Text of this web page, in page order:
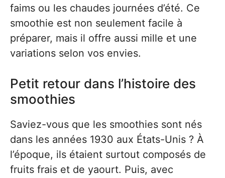
faims ou les chaudes journées d’été. Ce
smoothie est non seulement facile à
préparer, mais il offre aussi mille et une
variations selon vos envies.
Petit retour dans l’histoire des
smoothies
Saviez-vous que les smoothies sont nés
dans les années 1930 aux États-Unis ? À
l’époque, ils étaient surtout composés de
fruits frais et de yaourt. Puis, avec